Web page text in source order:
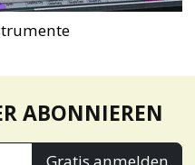
ABONNIEREN